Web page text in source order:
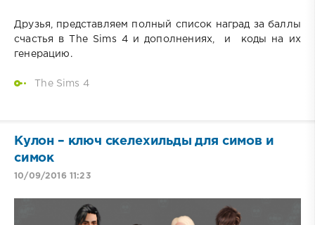
Друзья, представляем полный список наград за баллы
счастья в The Sims 4 и дополнениях, и коды на их
генерацию.
The Sims 4
Кулон – ключ скелехильды для симов и
симок
10/09/2016 11:23